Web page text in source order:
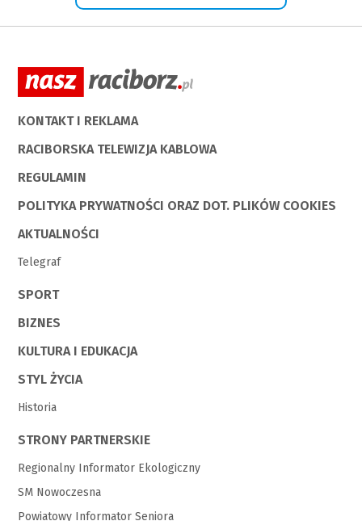
KONTAKT I REKLAMA
RACIBORSKA TELEWIZJA KABLOWA
REGULAMIN
POLITYKA PRYWATNOŚCI ORAZ DOT. PLIKÓW COOKIES
AKTUALNOŚCI
Telegraf
SPORT
BIZNES
KULTURA I EDUKACJA
STYL ŻYCIA
Historia
STRONY PARTNERSKIE
Regionalny Informator Ekologiczny
SM Nowoczesna
Powiatowy Informator Seniora